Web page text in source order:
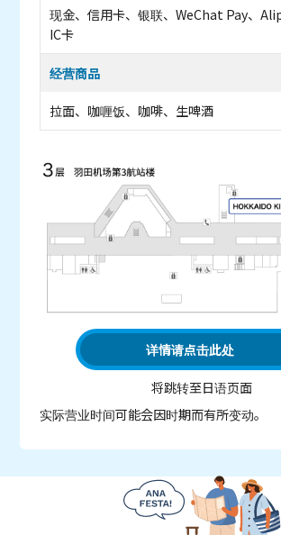
现金、信用卡、银联、WeChat Pay、
IC卡
经营商品
拉面、咖喱饭、咖啡、生啤酒
详情请点击此处
将跳转至日语页面
实际营业时间可能会因时期而有所变动。